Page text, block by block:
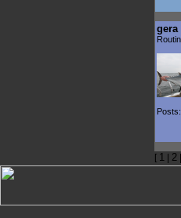
gera
[ 1| 2|